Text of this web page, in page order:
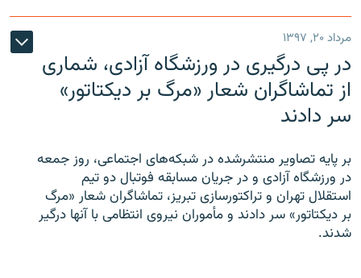
مرداد ۲۰, ۱۳۹۷
در پی درگیری در ورزشگاه آزادی، شماری
از تماشاگران شعار «مرگ بر دیکتاتور»
سر دادند
بر پایه تصاویر منتشرشده در شبکه‌های اجتماعی، روز جمعه
در ورزشگاه آزادی و در جریان مسابقه فوتبال دو تیم
استقلال تهران و تراکتورسازی تبریز، تماشاگران شعار «مرگ
بر دیکتاتور» سر دادند و مأموران نیروی انتظامی با آنها درگیر
شدند.